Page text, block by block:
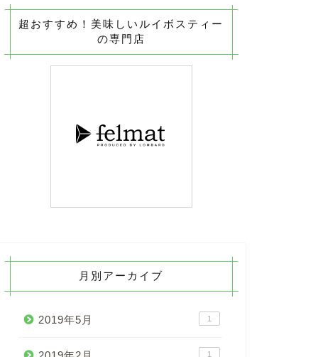
超おすすめ！美味しいルイボスティー
の専門店
月別アーカイブ
2019年5月 1
1